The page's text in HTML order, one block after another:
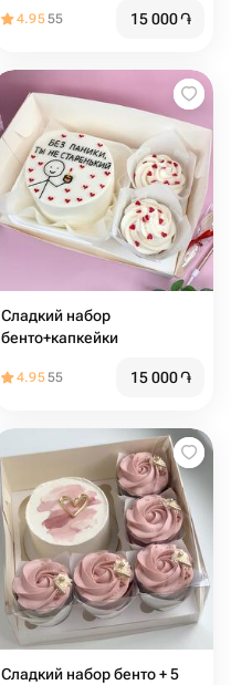
4.9555 15 000֏
Сладкий набор
бенто+капкейки
4.9555 15 000֏
Сладкий набор бенто + 5